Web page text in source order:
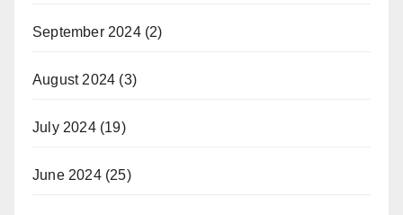
September 2024(2)
August 2024 (3)
July 2024(19)
June 2024(25)